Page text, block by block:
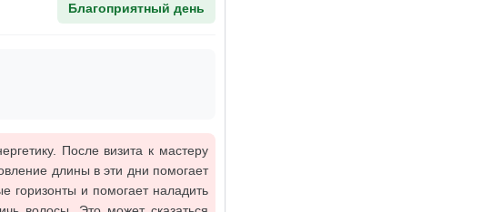
Благоприятный день
После визита к мастеру
длины в эти дни помогает
горизонты и помогает наладить